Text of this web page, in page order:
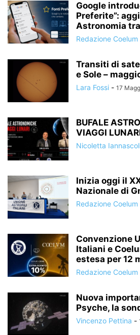
Google
Preferite”:
Astronomia
Redazione Coelum
Transiti di
e Sole –
Lara Fossi - 17
BUFALE
VIAGGI
Nicoletta
Inizia oggi il
Nazionale di
Redazione Coelum
Convenzione
Italiani e
estesa per 12
Redazione Coelum
Nuova
Psyche, la
Vincenzo Pettina -